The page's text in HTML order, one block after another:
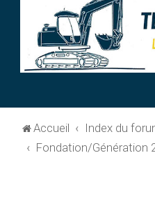
Accueil Index du
Fondation/Génération